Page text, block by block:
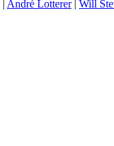
| André Lotterer| Will